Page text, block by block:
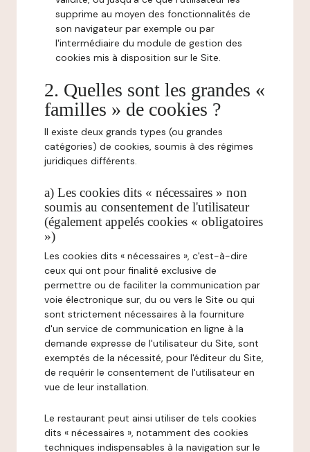
supprime au moyen des fonctionnalités de
son navigateur par exemple ou par
l'intermédiaire du module de gestion des
cookies mis à disposition sur le Site.
2. Quelles sont les grandes «
familles » de cookies ?
Il existe deux grands types (ou grandes
catégories) de cookies, soumis à des régimes
juridiques différents.
a) Les cookies dits « nécessaires » non
soumis au consentement de l'utilisateur
(également appelés cookies « obligatoires
»)
Les cookies dits « nécessaires », c'est-à-dire
ceux qui ont pour finalité exclusive de
permettre ou de faciliter la communication par
voie électronique sur, du ou vers le Site ou qui
sont strictement nécessaires à la fourniture
d'un service de communication en ligne à la
demande expresse de l'utilisateur du Site, sont
exemptés de la nécessité, pour l'éditeur du Site,
de requérir le consentement de l'utilisateur en
vue de leur installation.
Le restaurant peut ainsi utiliser de tels cookies
dits « nécessaires », notamment des cookies
techniques indispensables à la navigation sur le